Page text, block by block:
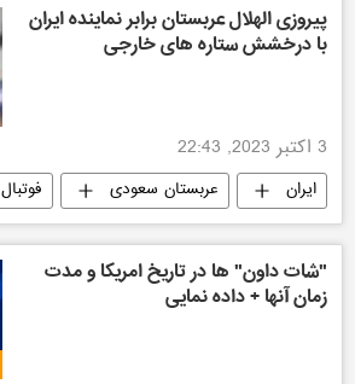
پیروزی الهلال عربستان برابر نماینده ایران
با درخشش ستاره های خارجی
3 اکتبر 2023, 22:43
ایران عربستان سعودی
فوتبال
اجتماعی
"شات داون" ها در تاریخ امریکا و مدت
زمان آنها + داده نمایی